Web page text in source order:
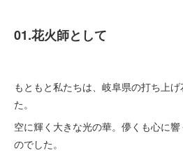
01.花火師として
もともと私たちは、岐阜県の打ち上
た。
空に輝く大きな光の華。儚くも心に
のでした。